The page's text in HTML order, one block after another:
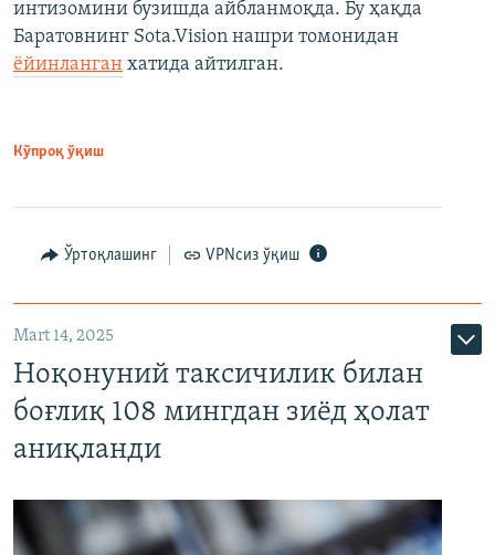
интизомини бузишда айбланмоқда. Бу ҳақда
Баратовнинг Sota.Vision нашри томонидан
ёйинланган хатида айтилган.
Кўпроқ ўқиш
Ўртоқлашинг VPNсиз ўқиш
Mart 14, 2025
Ноқонуний таксичилик билан
боғлиқ 108 мингдан зиёд ҳолат
аниқланди